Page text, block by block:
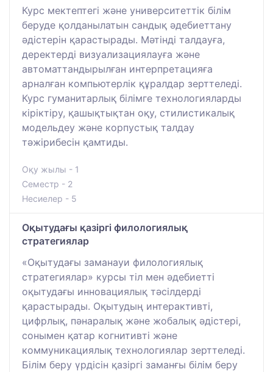
Курс мектептегі және университеттік білім
беруде қолданылатын сандық әдебиеттану
әдістерін қарастырады. Мәтінді талдауға,
деректерді визуализациялауға және
автоматтандырылған интерпретацияға
арналған компьютерлік құралдар зерттеледі.
Курс гуманитарлық білімге технологияларды
кіріктіру, қашықтықтан оқу, стилистикалық
модельдеу және корпустық талдау
тәжірибесін қамтиды.
Оқу жылы - 1
Семестр - 2
Несиелер - 5
Оқытудағы қазіргі филологиялық
стратегиялар
«Оқытудағы заманауи филологиялық
стратегиялар» курсы тіл мен әдебиетті
оқытудағы инновациялық тәсілдерді
қарастырады. Оқытудың интерактивті,
цифрлық, пәнаралық және жобалық әдістері,
сонымен қатар когнитивті және
коммуникациялық технологиялар зерттеледі.
Білім беру үрдісін қазіргі заманғы білім беру